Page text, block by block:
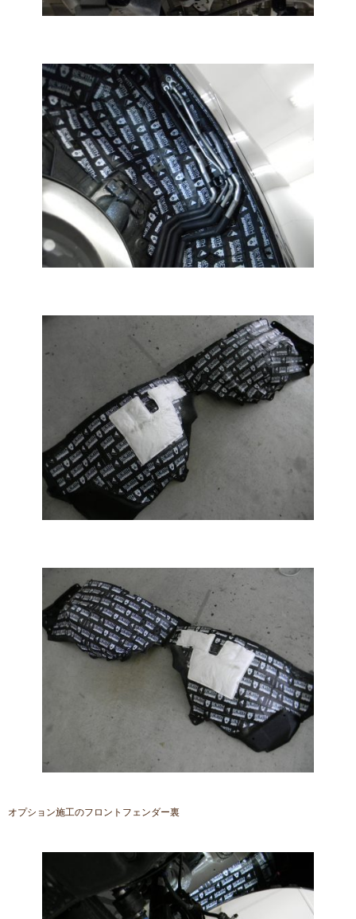
オプション施工のフロントフェンダー裏